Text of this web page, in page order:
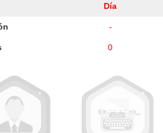
losTérminos de uso Política de
Día
-
0